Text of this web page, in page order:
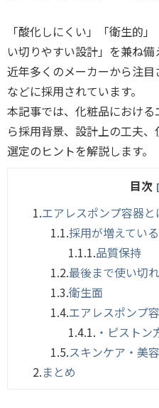
「酸化しにくい」「衛生的
い切りやすい設計」を兼ね備
近年多くのメーカーから注
などに採用されています。
本記事では、化粧品におけ
ら採用背景、設計上の工夫
選定のヒントを解説します。
目次
1.エアレスポンプ容器と
1.1.採用が増えてい
1.1.1.品質保持
1.2.最後まで使い切
1.3.衛生面
1.4.エアレスポンプ
1.4.1. ・ピストン
1.5.スキンケア・美
2.まとめ